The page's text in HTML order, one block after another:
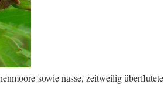
sowie nasse, zeitweilig überflutete